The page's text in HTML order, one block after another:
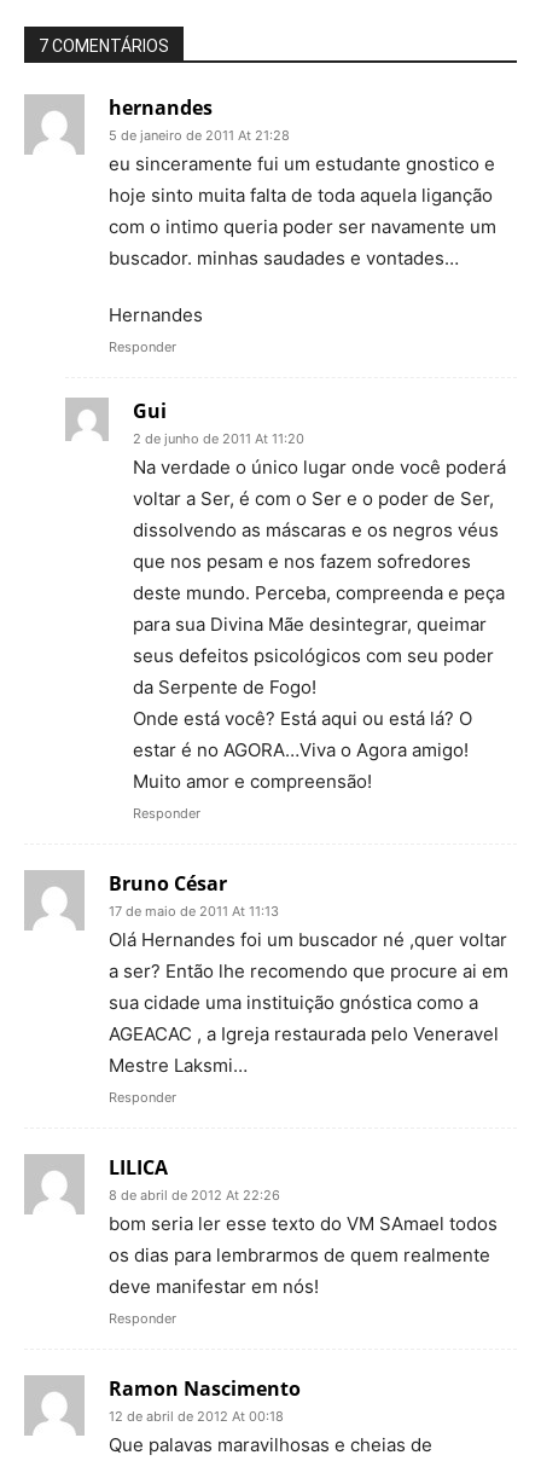
7 COMENTÁRIOS
hernandes
5 de janeiro de 2011 At 21:28
eu sinceramente fui um estudante gnostico e
hoje sinto muita falta de toda aquela liganção
com o intimo queria poder ser navamente um
buscador. minhas saudades e vontades…
Hernandes
Responder
Gui
2 de junho de 2011 At 11:20
Na verdade o único lugar onde você poderá
voltar a Ser, é com o Ser e o poder de Ser,
dissolvendo as máscaras e os negros véus
que nos pesam e nos fazem sofredores
deste mundo. Perceba, compreenda e peça
para sua Divina Mãe desintegrar, queimar
seus defeitos psicológicos com seu poder
da Serpente de Fogo!
Onde está você? Está aqui ou está lá? O
estar é no AGORA…Viva o Agora amigo!
Muito amor e compreensão!
Responder
Bruno César
17 de maio de 2011 At 11:13
Olá Hernandes foi um buscador né ,quer voltar
a ser? Então lhe recomendo que procure ai em
sua cidade uma instituição gnóstica como a
AGEACAC , a Igreja restaurada pelo Veneravel
Mestre Laksmi…
Responder
LILICA
8 de abril de 2012 At 22:26
bom seria ler esse texto do VM SAmael todos
os dias para lembrarmos de quem realmente
deve manifestar em nós!
Responder
Ramon Nascimento
12 de abril de 2012 At 00:18
Que palavas maravilhosas e cheias de